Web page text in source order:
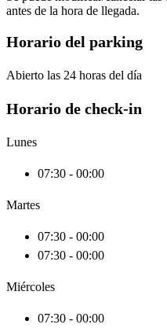
antes de la hora de llegada.
Horario del parking
Abierto las 24 horas del día
Horario de check-in
Lunes
07:30 - 00:00
Martes
07:30 - 00:00
07:30 - 00:00
Miércoles
07:30 - 00:00